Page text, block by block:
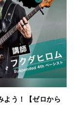
よう！【ゼロから